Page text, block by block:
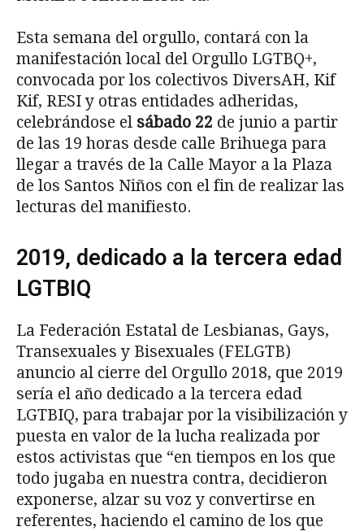
Esta semana del orgullo, contará con la
manifestación local del Orgullo LGTBQ+,
convocada por los colectivos DiversAH, Kif
Kif, RESI y otras entidades adheridas,
celebrándose el sábado 22 de junio a partir
de las 19 horas desde calle Brihuega para
llegar a través de la Calle Mayor a la Plaza
de los Santos Niños con el fin de realizar las
lecturas del manifiesto.
2019, dedicado a la tercera edad
LGTBIQ
La Federación Estatal de Lesbianas, Gays,
Transexuales y Bisexuales (FELGTB)
anuncio al cierre del Orgullo 2018, que 2019
sería el año dedicado a la tercera edad
LGTBIQ, para trabajar por la visibilización y
puesta en valor de la lucha realizada por
estos activistas que “en tiempos en los que
todo jugaba en nuestra contra, decidieron
exponerse, alzar su voz y convertirse en
referentes, haciendo el camino de los que